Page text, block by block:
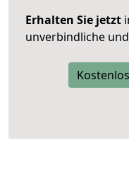
Erhalten Sie jetzt
unverbindliche